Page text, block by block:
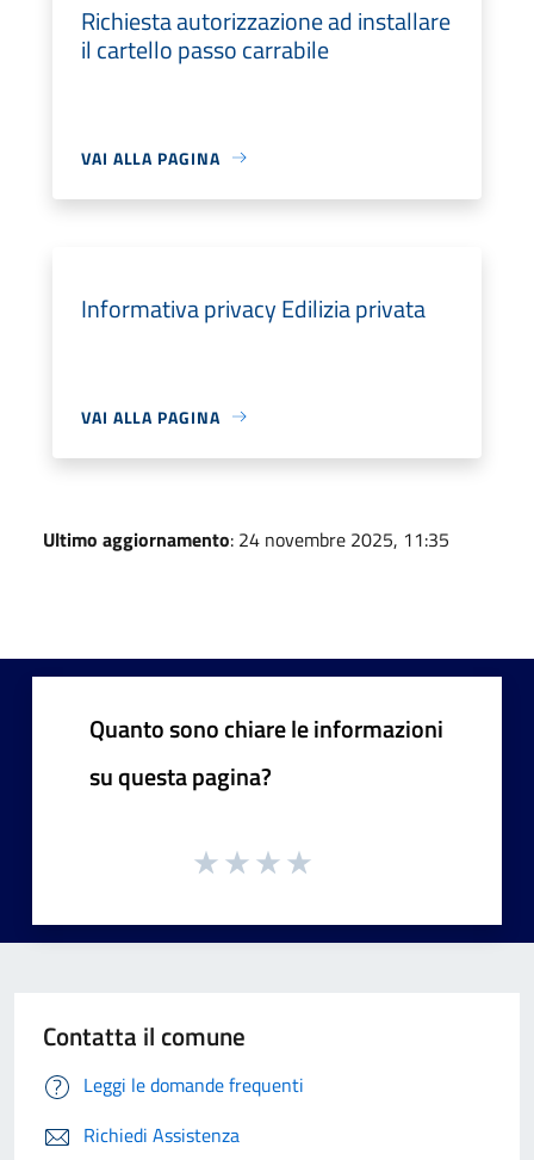
Richiesta autorizzazione ad installare
il cartello passo carrabile
VAI ALLA PAGINA
Informativa privacy Edilizia privata
VAI ALLA PAGINA
Ultimo aggiornamento: 24 novembre 2025, 11:35
Quanto sono chiare le informazioni
su questa pagina?
Contatta il comune
Leggi le domande frequenti
Richiedi Assistenza